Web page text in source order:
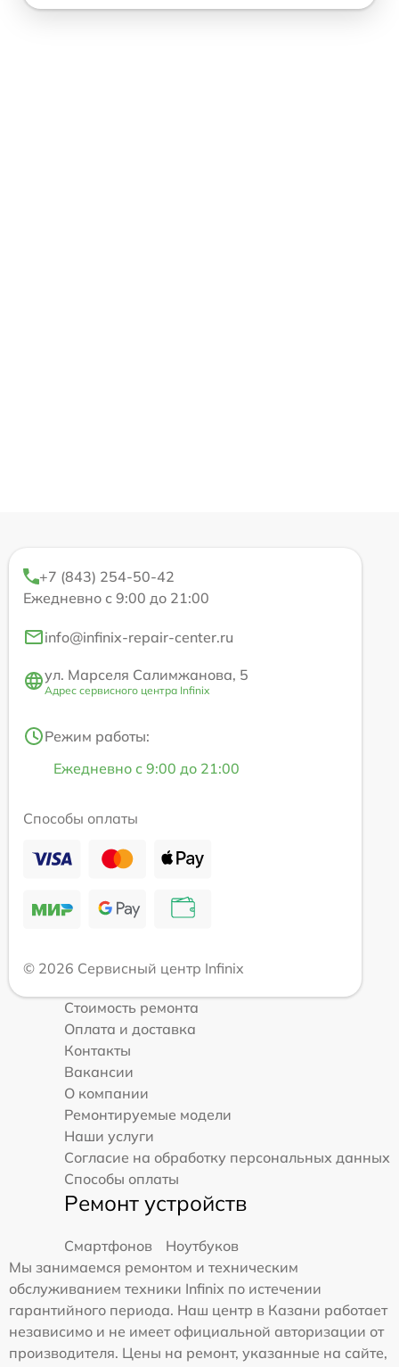
+7 (843) 254-50-42
Ежедневно с 9:00 до 21:00
info@infinix-repair-center.ru
ул. Марселя Салимжанова, 5
Адрес сервисного центра Infinix
Режим работы:
Ежедневно с 9:00 до 21:00
Способы оплаты
© 2026 Сервисный центр Infinix
Стоимость ремонта
Оплата и доставка
Контакты
Вакансии
О компании
Ремонтируемые модели
Наши услуги
Согласие на обработку персональных данных
Способы оплаты
Ремонт устройств
Смартфонов
Ноутбуков
Мы занимаемся ремонтом и техническим
обслуживанием техники Infinix по истечении
гарантийного периода. Наш центр в Казани работает
независимо и не имеет официальной авторизации от
производителя. Цены на ремонт, указанные на сайте,